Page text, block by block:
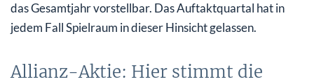
das Gesamtjahr vorstellbar. Das Auftaktquartal hat in
jedem Fall Spielraum in dieser Hinsicht gelassen.
Allianz-Aktie: Hier stimmt die